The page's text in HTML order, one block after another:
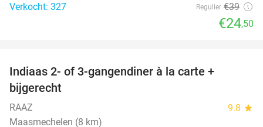
Verkocht: 327
Regulier €39
€24,50
Indiaas 2- of 3-gangendiner à la carte +
bijgerecht
RAAZ 9.8 star
Maasmechelen (8 km)